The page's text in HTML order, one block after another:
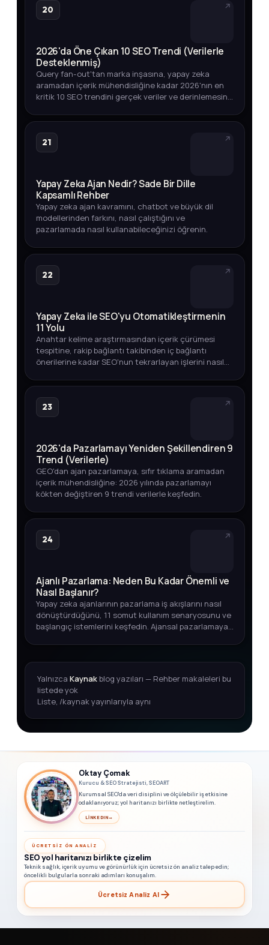
20
2026'da Öne Çıkan 10 SEO Trendi (Verilerle
Desteklenmiş)
Query fan-out'tan marka inşasına, yapay zeka
aramadan içerik mühendisliğine kadar 2026'nın en
kritik 10 SEO trendini gerçek veriler ve derinlemesine
21
Yapay Zeka Ajan Nedir? Sade Bir Dille
Kapsamlı Rehber
Yapay zeka ajan kavramını, chatbot ve büyük dil
modellerinden farkını, nasıl çalıştığını ve
pazarlamada nasıl kullanabileceğinizi öğrenin.
22
Yapay Zeka ile SEO'yu Otomatikleştirmenin
11 Yolu
Anahtar kelime araştırmasından içerik çürümesi
tespitine, rakip bağlantı takibinden iç bağlantı
önerilerine kadar SEO'nun tekrarlayan işlerini nasıl
23
2026'da Pazarlamayı Yeniden Şekillendiren 9
Trend (Verilerle)
GEO'dan ajan pazarlamaya, sıfır tıklama aramadan
içerik mühendisliğine: 2026 yılında pazarlamayı
kökten değiştiren 9 trendi verilerle keşfedin.
24
Ajanlı Pazarlama: Neden Bu Kadar Önemli ve
Nasıl Başlanır?
Yapay zeka ajanlarının pazarlama iş akışlarını nasıl
dönüştürdüğünü, 11 somut kullanım senaryosunu ve
başlangıç istemlerini keşfedin. Ajansal pazarlamaya
Yalnızca Kaynakblog yazıları — Rehber makaleleri bu
listede yok
Liste, /kaynak yayınlarıyla aynı
Oktay Çomak
Kurucu & SEO Stratejisti, SEOART
Kurumsal SEO'da veri disiplini ve ölçülebilir iş etkisine
odaklanıyoruz; yol haritanızı birlikte netleştirelim.
LINKEDIN→
ÜCRETSIZ ÖN ANALIZ
SEO yol haritanızı birlikte çizelim
Teknik sağlık, içerik uyumu ve görünürlük için ücretsiz ön analiz talep edin;
öncelikli bulgularla sonraki adımları konuşalım.
Ücretsiz Analiz Al